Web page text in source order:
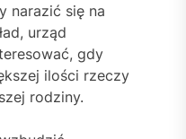
narazić się na
urząd
gdy
ilości rzeczy
rodziny.